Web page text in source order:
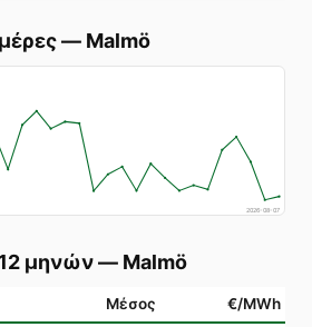
— Malmö
2026-08-07
μηνών— Malmö
Μέσος €/MWh